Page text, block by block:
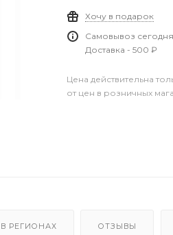
Хочу в подарок
Самовывоз
Доставка - 500 ₽
Цена действительна
от цен в розничных
РЕГИОНАХ ОТЗЫВЫ